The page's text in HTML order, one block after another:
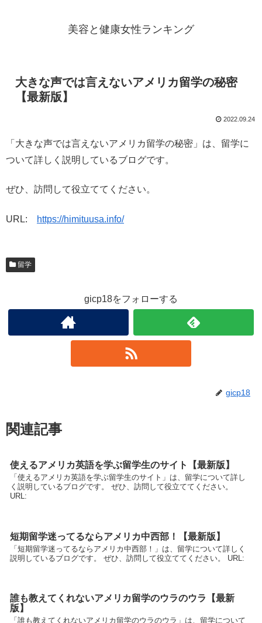
美容と健康女性ランキング
大きな声では言えないアメリカ留学の秘密
【最新版】
2022.09.24
「大きな声では言えないアメリカ留学の秘密」は、留学に
ついて詳しく説明しているブログです。
ぜひ、訪問して役立ててください。
URL: https://himituusa.info/
留学
gicp18をフォローする
gicp18
関連記事
使えるアメリカ英語を学ぶ留学生のサイト【最新版】
「使えるアメリカ英語を学ぶ留学生のサイト」は、留学について詳し
く説明しているブログです。 ぜひ、訪問して役立ててください。
URL:
短期留学迷ってるならアメリカ中西部！【最新版】
「短期留学迷ってるならアメリカ中西部！」は、留学について詳しく
説明しているブログです。 ぜひ、訪問して役立ててください。 URL:
誰も教えてくれないアメリカ留学のウラのウラ【最新
版】
「誰も教えてくれないアメリカ留学のウラのウラ」は、留学について